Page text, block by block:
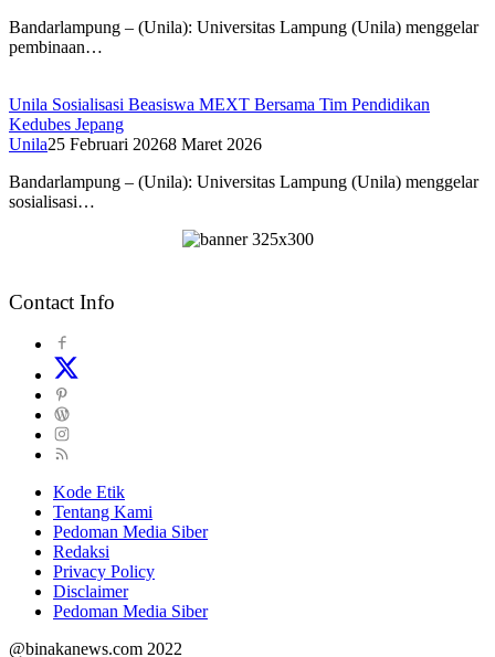
Bandarlampung – (Unila): Universitas Lampung (Unila) menggelar
pembinaan…
Unila Sosialisasi Beasiswa MEXT Bersama Tim Pendidikan
Kedubes Jepang
Unila25 Februari 20268 Maret 2026
Bandarlampung – (Unila): Universitas Lampung (Unila) menggelar
sosialisasi…
Contact Info
Kode Etik
Tentang Kami
Pedoman Media Siber
Redaksi
Privacy Policy
Disclaimer
Pedoman Media Siber
@binakanews.com 2022